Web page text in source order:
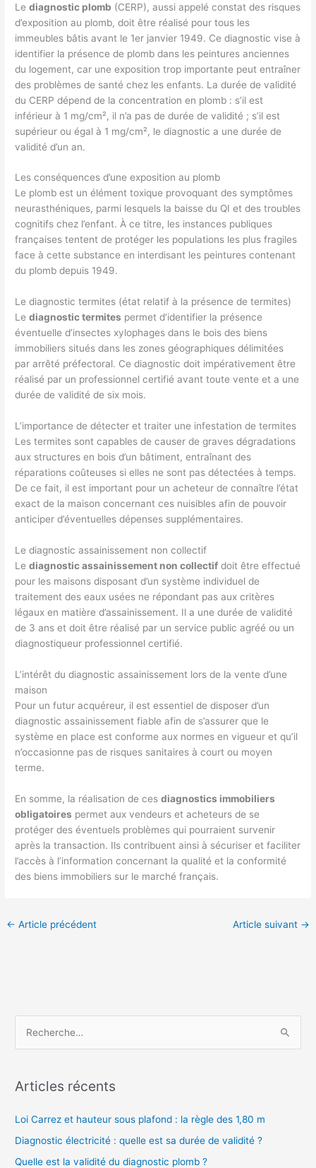
Lediagnostic plomb (CERP), aussi appelé constat des risques
d’exposition au plomb, doit être réalisé pour tous les
immeubles bâtis avant le 1er janvier 1949. Ce diagnostic vise à
identifier la présence de plomb dans les peintures anciennes
du logement, car une exposition trop importante peut entraîner
des problèmes de santé chez les enfants. La durée de validité
du CERP dépend de la concentration en plomb : s’il est
inférieur à 1 mg/cm², il n’a pas de durée de validité ; s’il est
supérieur ou égal à 1 mg/cm², le diagnostic a une durée de
validité d’un an.
Les conséquences d’une exposition au plomb
Le plomb est un élément toxique provoquant des symptômes
neurasthéniques, parmi lesquels la baisse du QI et des troubles
cognitifs chez l’enfant. À ce titre, les instances publiques
françaises tentent de protéger les populations les plus fragiles
face à cette substance en interdisant les peintures contenant
du plomb depuis 1949.
Le diagnostic termites (état relatif à la présence de termites)
Lediagnostic termites permet d’identifier la présence
éventuelle d’insectes xylophages dans le bois des biens
immobiliers situés dans les zones géographiques délimitées
par arrêté préfectoral. Ce diagnostic doit impérativement être
réalisé par un professionnel certifié avant toute vente et a une
durée de validité de six mois.
L’importance de détecter et traiter une infestation de termites
Les termites sont capables de causer de graves dégradations
aux structures en bois d’un bâtiment, entraînant des
réparations coûteuses si elles ne sont pas détectées à temps.
De ce fait, il est important pour un acheteur de connaître l’état
exact de la maison concernant ces nuisibles afin de pouvoir
anticiper d’éventuelles dépenses supplémentaires.
Le diagnostic assainissement non collectif
Lediagnostic assainissement non collectif doit être effectué
pour les maisons disposant d’un système individuel de
traitement des eaux usées ne répondant pas aux critères
légaux en matière d’assainissement. Il a une durée de validité
de 3 ans et doit être réalisé par un service public agréé ou un
diagnostiqueur professionnel certifié.
L’intérêt du diagnostic assainissement lors de la vente d’une
maison
Pour un futur acquéreur, il est essentiel de disposer d’un
diagnostic assainissement fiable afin de s’assurer que le
système en place est conforme aux normes en vigueur et qu’il
n’occasionne pas de risques sanitaires à court ou moyen
terme.
En somme, la réalisation de cesdiagnostics immobiliers
obligatoires permet aux vendeurs et acheteurs de se
protéger des éventuels problèmes qui pourraient survenir
après la transaction. Ils contribuent ainsi à sécuriser et faciliter
l’accès à l’information concernant la qualité et la conformité
des biens immobiliers sur le marché français.
← Article précédent Article suivant →
hArticles récents
Loi Carrez et hauteur sous plafond : la règle des 1,80 m
Diagnostic électricité : quelle est sa durée de validité ?
Quelle est la validité du diagnostic plomb ?